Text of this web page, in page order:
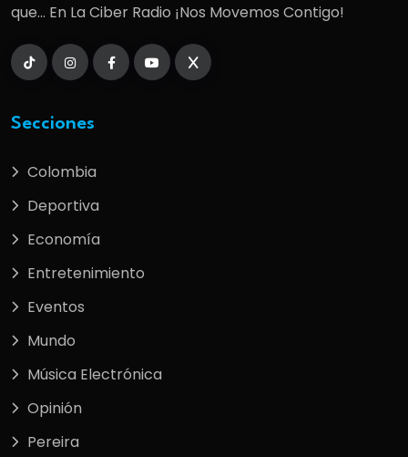
que... En La Ciber Radio ¡Nos Movemos Contigo!
Secciones
Colombia
Deportiva
Economía
Entretenimiento
Eventos
Mundo
Música Electrónica
Opinión
Pereira